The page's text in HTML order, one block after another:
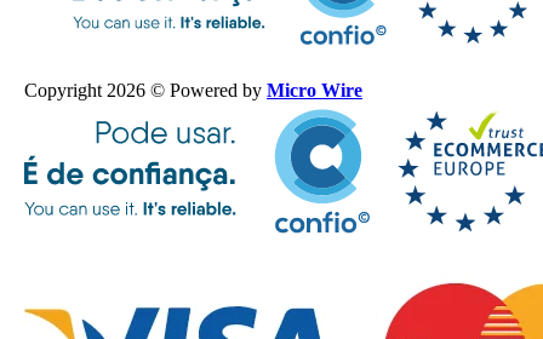
Copyright 2026 © Powered by Micro Wire